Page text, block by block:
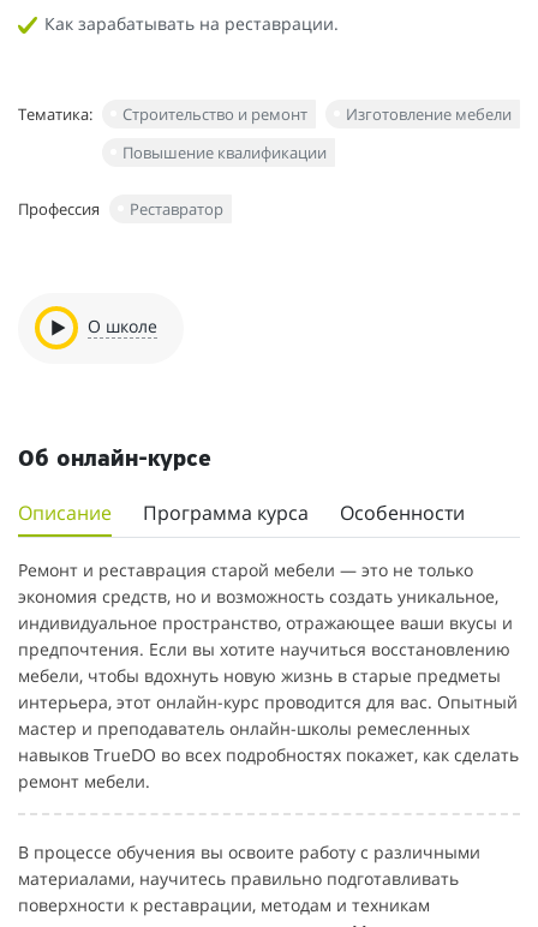
Как зарабатывать на реставрации.
Тематика: Строительство и ремонт
Изготовление мебели
Повышение квалификации
Профессия Реставратор
О школе
Об онлайн-курсе
Описание Программа курса Особенности
Ремонт и реставрация старой мебели — это не только
экономия средств, но и возможность создать уникальное,
индивидуальное пространство, отражающее ваши вкусы и
предпочтения. Если вы хотите научиться восстановлению
мебели, чтобы вдохнуть новую жизнь в старые предметы
интерьера, этот онлайн-курс проводится для вас. Опытный
мастер и преподаватель онлайн-школы ремесленных
навыков TrueDO во всех подробностях покажет, как сделать
ремонт мебели.
В процессе обучения вы освоите работу с различными
материалами, научитесь правильно подготавливать
поверхности к реставрации, методам и техникам